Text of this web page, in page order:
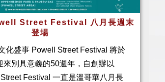
Street Festival 八月長週末
登場
化盛事 Powell Street Festival 將於
來別具意義的50週年，自創辦以
Festival 一直是溫哥華八月長